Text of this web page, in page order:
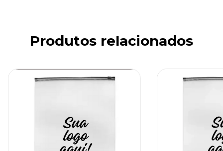
Produtos relacionados